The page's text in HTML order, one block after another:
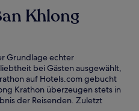
Khlong
Grundlage echter
bei Gästen ausgewählt,
auf Hotels.com gebucht
Krathon überzeugen stets in
der Reisenden. Zuletzt